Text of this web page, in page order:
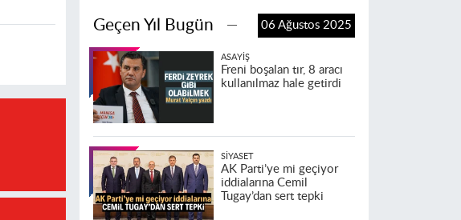
Geçen Yıl Bugün 06 Ağustos 2025
ASAYIŞ
Freni boşalan tır, 8 aracı
kullanılmaz hale getirdi
SIYASET
AK Parti’ye mi geçiyor
iddialarına Cemil
Tugay’dan sert tepki